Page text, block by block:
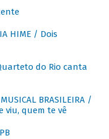
HIME / Dois
do Rio canta
BRASILEIRA /
viu, quem te vê